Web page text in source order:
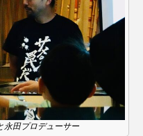
ワカメ
ラ
両生類
伝統料理
永田プロデューサー